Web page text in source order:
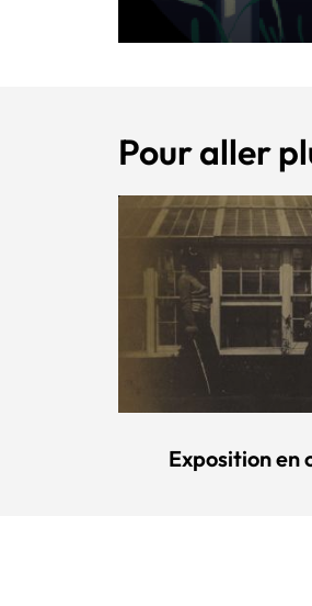
Pour aller
Exposition en